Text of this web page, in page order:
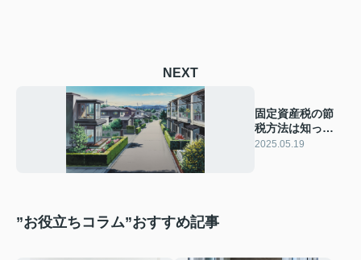
NEXT
固定資産税の節
税方法は知って
いますか？基礎
2025.05.19
”お役立ちコラム”おすすめ記事